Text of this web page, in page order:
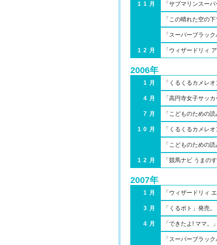
11月 「サブマリンスー
「この晴れた空の
「スーパーブラッ
12月 「ウィザードリィ
2006年
1月 「くるくるカメレ
4月 「高円寺女子サッ
7月 「こどものための
10月 「くるくるカメレ
「こどものための
12月 「競馬ナビ うまの
2007年
1月 「ウィザードリィ
3月 「くるポト」発売。
4月 「できたよ! ママ。
「スーパーブラッ